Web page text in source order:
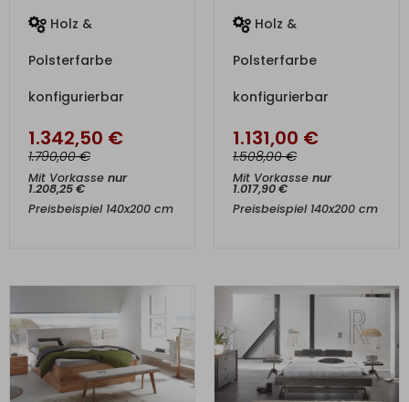
Holz &
Polsterfarbe
konfigurierbar
1.342,50 €
1.790,00€
Mit Vorkasse nur
1.208,25€
Preisbeispiel 140x200 cm
Holz &
Polsterfarbe
konfigurierbar
1.131,00 €
1.508,00€
Mit Vorkasse nur
1.017,90€
Preisbeispiel 140x200 cm